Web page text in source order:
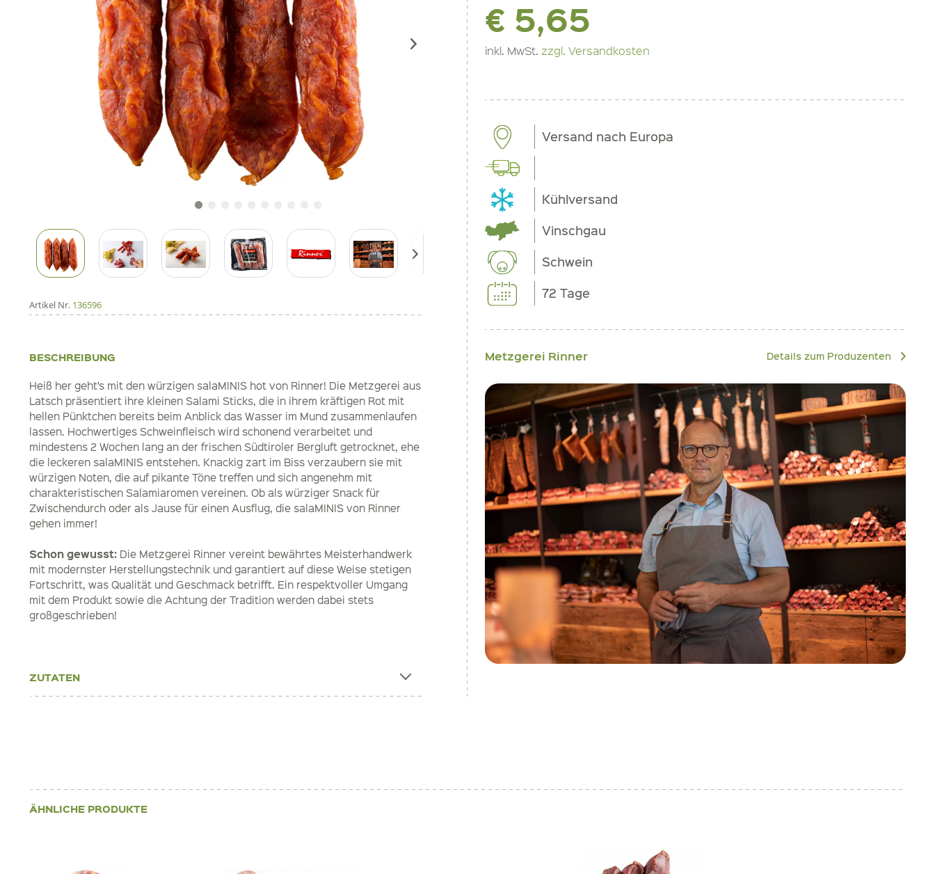
Artikel Nr. 136596
BESCHREIBUNG
Heiß her geht’s mit den würzigen salaMINIS hot von Rinner! Die Metzgerei aus
Latsch präsentiert ihre kleinen Salami Sticks, die in ihrem kräftigen Rot mit
hellen Pünktchen bereits beim Anblick das Wasser im Mund zusammenlaufen
lassen. Hochwertiges Schweinfleisch wird schonend verarbeitet und
mindestens 2 Wochen lang an der frischen Südtiroler Bergluft getrocknet, ehe
die leckeren salaMINIS entstehen. Knackig zart im Biss verzaubern sie mit
würzigen Noten, die auf pikante Töne treffen und sich angenehm mit
charakteristischen Salamiaromen vereinen. Ob als würziger Snack für
Zwischendurch oder als Jause für einen Ausflug, die salaMINIS von Rinner
gehen immer!
Schon gewusst: Die Metzgerei Rinner vereint bewährtes Meisterhandwerk
mit modernster Herstellungstechnik und garantiert auf diese Weise stetigen
Fortschritt, was Qualität und Geschmack betrifft. Ein respektvoller Umgang
mit dem Produkt sowie die Achtung der Tradition werden dabei stets
großgeschrieben!
ZUTATEN
€ 5,65
inkl. MwSt. zzgl. Versandkosten
Versand nach Europa
Kühlversand
Vinschgau
Schwein
72 Tage
Metzgerei Rinner Details zum Produzenten
ÄHNLICHE PRODUKTE